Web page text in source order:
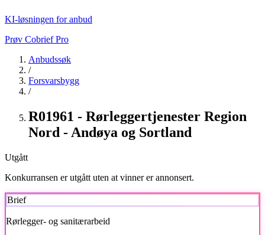
KI-løsningen for anbud
Prøv Cobrief Pro
Anbudssøk
/
Forsvarsbygg
/
R01961 - Rørleggertjenester Region
Nord - Andøya og Sortland
Utgått
Konkurransen er utgått uten at vinner er annonsert.
Brief
Rørlegger- og sanitærarbeid